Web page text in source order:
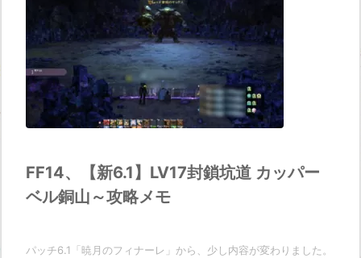
FF14、【新6.1】LV17封鎖坑道 カッパー
ベル銅山～攻略メモ
パッチ6.1「暁月のフィナーレ」から、少し内容が変わりました。